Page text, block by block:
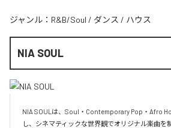
ジャンル： R&B/Soul / ダンス / ハウス
NIA SOUL
NIA SOULは、Soul・Contemporary Pop・Afro
し、シネマティックな世界観でオリジナル楽曲を